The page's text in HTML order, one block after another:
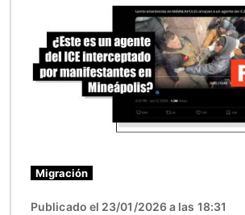
Migración
Publicado el 23/01/2026 a las 18:31